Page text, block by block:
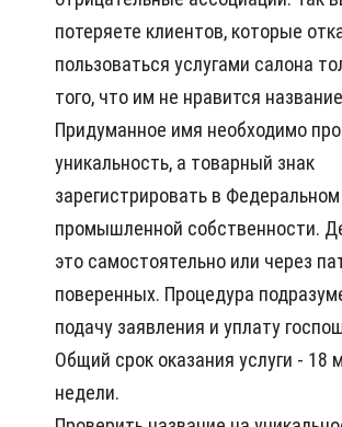
потеряете клиентов, которые
пользоваться услугами салона
того, что им не нравится
Придуманное имя необходимо
уникальность, а товарный знак
зарегистрировать в
промышленной собственности.
это самостоятельно или через
поверенных. Процедура
подачу заявления и уплату
Общий срок оказания услуги - 18
недели.